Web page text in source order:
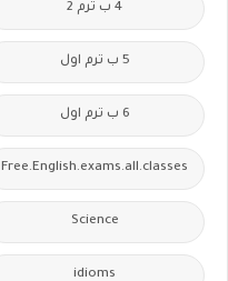
4 ب ترم 2
5 ب ترم اول
6 ب ترم اول
Free.English.exams.all.classes
Science
idioms